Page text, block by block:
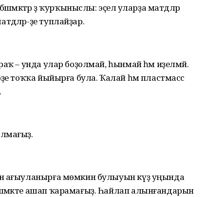
ҙә ҡурҡыныслы: эҫелә уларҙа матдәләр
ҙе туплайҙар.
– унда улар боҙолмай, һынмай һәм иҙелмәй.
тоҡҡа йыйырға була. Ҡалай һәм пластмасс
ағыуланырға мөмкин булыуын күҙ уңында
ашап ҡарамағыҙ. Һайлап алынғандарын